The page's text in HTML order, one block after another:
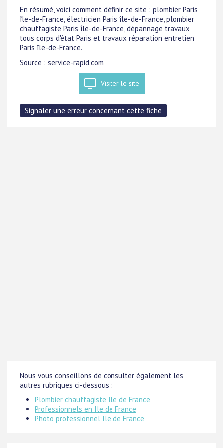
En résumé, voici comment définir ce site : plombier Paris
île-de-France, électricien Paris île-de-France, plombier
chauffagiste Paris île-de-France, dépannage travaux
tous corps d'état Paris et travaux réparation entretien
Paris île-de-France.
Source : service-rapid.com
Visiter le site
Nous vous conseillons de consulter également les
autres rubriques ci-dessous :
Plombier chauffagiste Ile de France
Professionnels en Ile de France
Photo professionnel Ile de France